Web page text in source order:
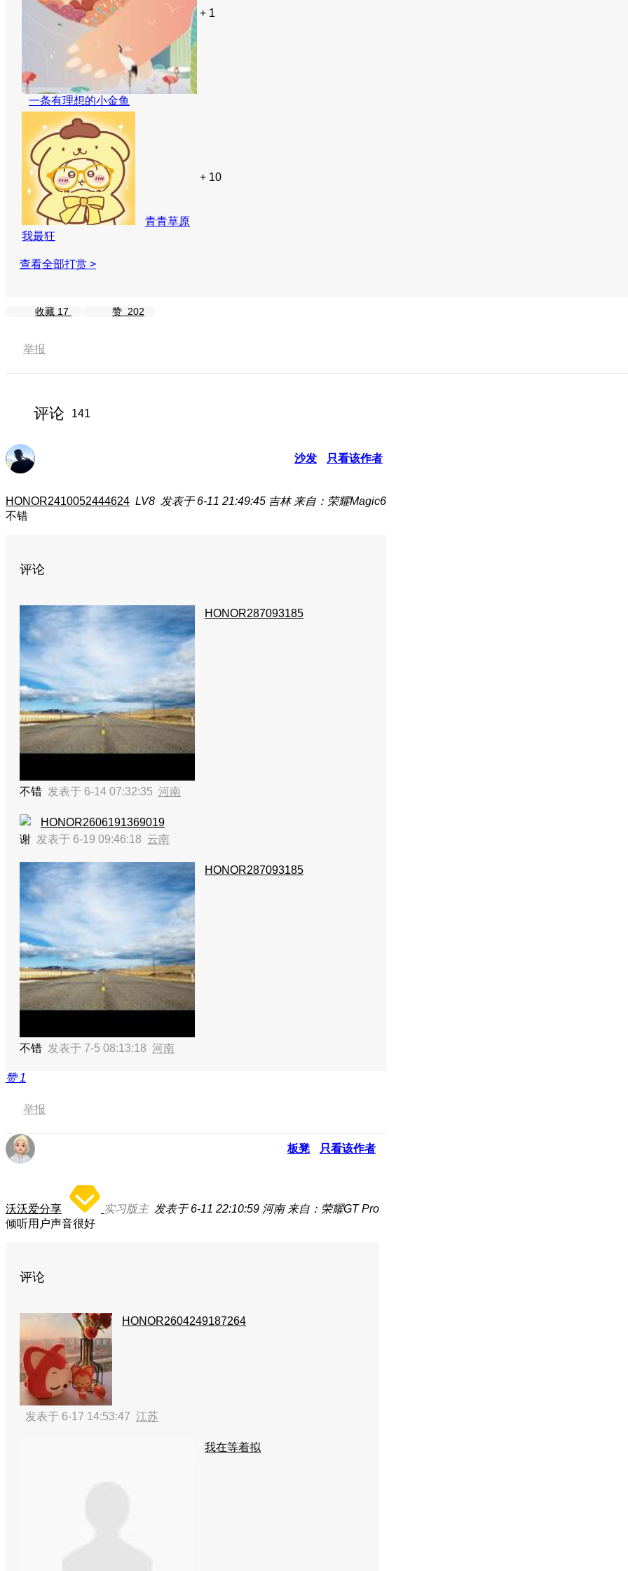
一条有理想的小金鱼
+ 1
青青草原
我最狂
+ 10
查看全部打赏 >
收藏 17 赞 202
举报
评论 141
沙发 只看该作者
HONOR2410052444624 LV8 发表于 6-11 21:49:45 吉林 来自：荣耀Magic6
不错
评论
HONOR287093185
不错 发表于 6-14 07:32:35 河南
HONOR2606191369019
谢 发表于 6-19 09:46:18 云南
HONOR287093185
不错 发表于 7-5 08:13:18 河南
赞1
举报
板凳 只看该作者
沃沃爱分享 实习版主 发表于 6-11 22:10:59 河南 来自：荣耀GT Pro
倾听用户声音很好
评论
HONOR2604249187264
发表于 6-17 14:53:47 江苏
我在等着拟